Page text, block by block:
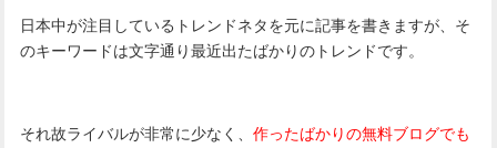
日本中が注目しているトレンドネタを元に記事を書きますが、そ
のキーワードは文字通り最近出たばかりのトレンドです。
それ故ライバルが非常に少なく、 作ったばかりの無料ブログでも